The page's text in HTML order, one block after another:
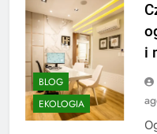
BLOG
EKOLOGIA
i